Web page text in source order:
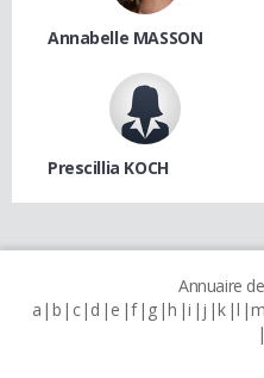
Annabelle MASSON
Prescillia KOCH
Annuaire
a b c d e f g h i j k l m